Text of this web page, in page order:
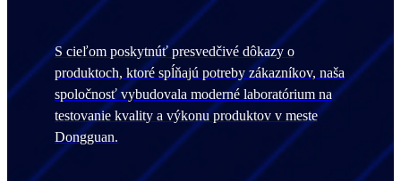
S cieľom poskytnúť presvedčivé dôkazy o
produktoch, ktoré spĺňajú potreby zákazníkov, naša
spoločnosť vybudovala moderné laboratórium na
testovanie kvality a výkonu produktov v meste
Dongguan.